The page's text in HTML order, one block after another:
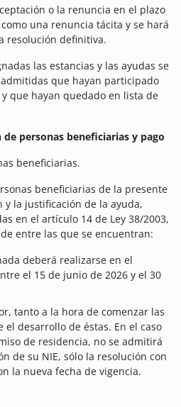
o la renuncia en el plazo
una renuncia tácita y se hará
resolución definitiva.
las estancias y las ayudas se
que hayan participado
que hayan quedado en lista de
personas beneficiarias y pago
beneficiarias.
beneficiarias de la presente
y la justificación de la ayuda,
en el artículo 14 de Ley 38/2003,
entre las que se encuentran:
deberá realizarse en el
el 15 de junio de 2026 y el 30
tanto a la hora de comenzar las
el desarrollo de éstas. En el caso
de residencia, no se admitirá
de su NIE, sólo la resolución con
la nueva fecha de vigencia.